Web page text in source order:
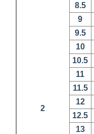
2
8.5
9
9.5
10
10.5
11
11.5
12
12.5
13